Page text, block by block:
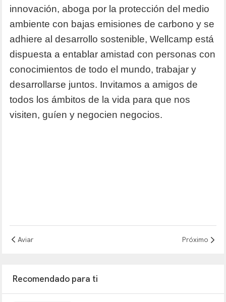
innovación, aboga por la protección del medio
ambiente con bajas emisiones de carbono y se
adhiere al desarrollo sostenible, Wellcamp está
dispuesta a entablar amistad con personas con
conocimientos de todo el mundo, trabajar y
desarrollarse juntos. Invitamos a amigos de
todos los ámbitos de la vida para que nos
visiten, guíen y negocien negocios.
Aviar Próximo
Recomendado para ti